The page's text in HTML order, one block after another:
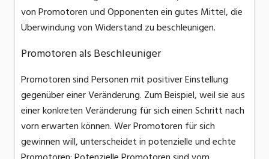
von Promotoren und Opponenten ein gutes Mittel, die
Überwindung von Widerstand zu beschleunigen.
Promotoren als Beschleuniger
Promotoren sind Personen mit positiver Einstellung
gegenüber einer Veränderung. Zum Beispiel, weil sie aus
einer konkreten Veränderung für sich einen Schritt nach
vorn erwarten können. Wer Promotoren für sich
gewinnen will, unterscheidet in potenzielle und echte